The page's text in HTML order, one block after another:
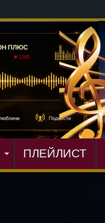
ПЛЕЙЛИСТ